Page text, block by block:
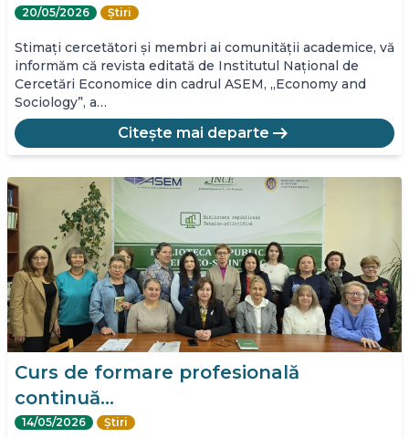
20/05/2026 Știri
Stimați cercetători și membri ai comunității academice, vă
informăm că revista editată de Institutul Național de
Cercetări Economice din cadrul ASEM, „Economy and
Sociology”, a…
Citește mai departe arrow_right_alt
Curs de formare profesională
continuă…
14/05/2026 Știri